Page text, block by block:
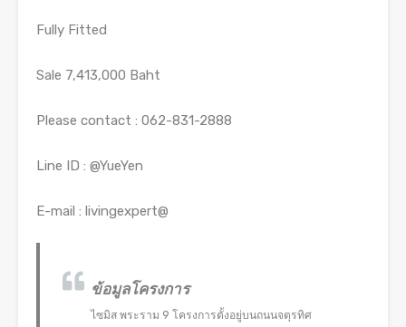
Fully Fitted
Sale 7,413,000 Baht
Please contact : 062-831-2888
Line ID : @YueYen
E-mail : livingexpert@
ข้อมูลโครงการ
ไซมิส พระราม 9 โครงการตั้งอยู่บนถนนจตุรทิศ